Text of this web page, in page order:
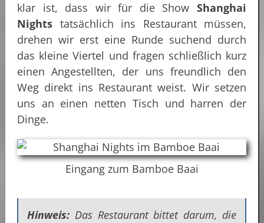
klar ist, dass wir für die Show Shanghai
Nights tatsächlich ins Restaurant müssen,
drehen wir erst eine Runde suchend durch
das kleine Viertel und fragen schließlich kurz
einen Angestellten, der uns freundlich den
Weg direkt ins Restaurant weist. Wir setzen
uns an einen netten Tisch und harren der
Dinge.
Eingang zum Bamboe Baai
Hinweis: Das Restaurant bittet darum, die